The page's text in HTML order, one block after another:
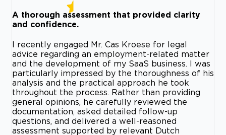
A thorough assessment that provided clarity
and confidence.
I recently engaged Mr. Cas Kroese for legal
advice regarding an employment-related matter
and the development of my SaaS business. I was
particularly impressed by the thoroughness of his
analysis and the practical approach he took
throughout the process. Rather than providing
general opinions, he carefully reviewed the
documentation, asked detailed follow-up
questions, and delivered a well-reasoned
assessment supported by relevant Dutch